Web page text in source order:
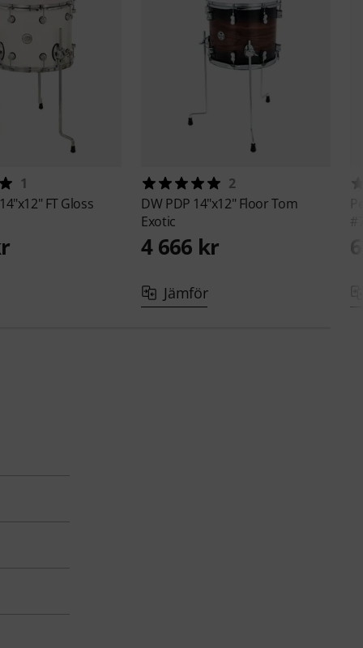
1
FT Gloss
2
DWPDP 14"x12" Floor Tom
Exotic
4 666 kr
Jämför